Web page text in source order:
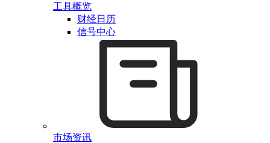
工具概览
财经日历
信号中心
市场资讯